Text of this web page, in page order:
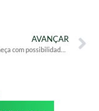
AVANÇAR
Semana começa com possibilidade de chuvas fortes no Sul e Sudeste